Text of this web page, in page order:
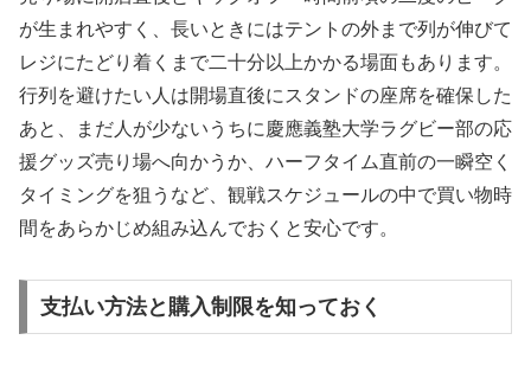
が生まれやすく、長いときにはテントの外まで列が伸びて
レジにたどり着くまで二十分以上かかる場面もあります。
行列を避けたい人は開場直後にスタンドの座席を確保した
あと、まだ人が少ないうちに慶應義塾大学ラグビー部の応
援グッズ売り場へ向かうか、ハーフタイム直前の一瞬空く
タイミングを狙うなど、観戦スケジュールの中で買い物時
間をあらかじめ組み込んでおくと安心です。
支払い方法と購入制限を知っておく